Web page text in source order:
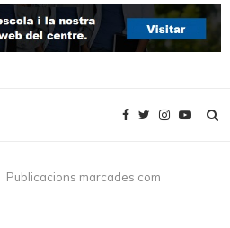
Publicacions marcades com